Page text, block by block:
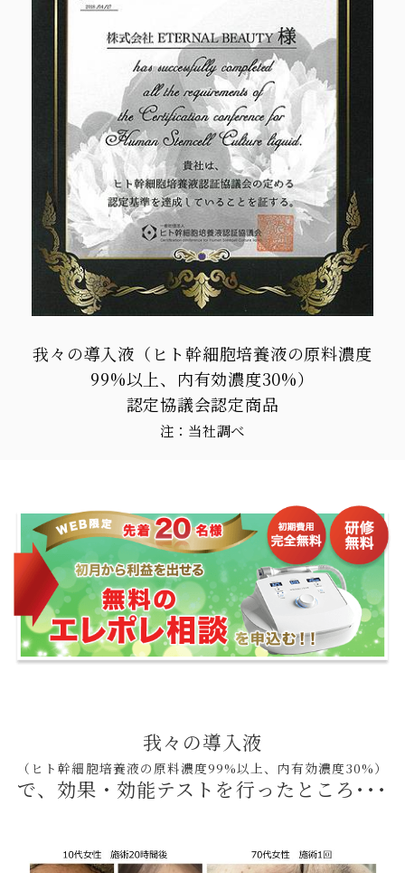
我々の導入液（ヒト幹細胞培養液の原料濃度
99%以上、内有効濃度30%）
認定協議会認定商品
注：当社調べ
我々の導入液
（ヒト幹細胞培養液の原料濃度99%以上、内有効濃度30%）
で、 効果・効能テストを行ったところ･･･